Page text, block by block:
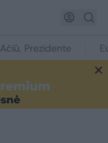
Ačiū, Prezidente